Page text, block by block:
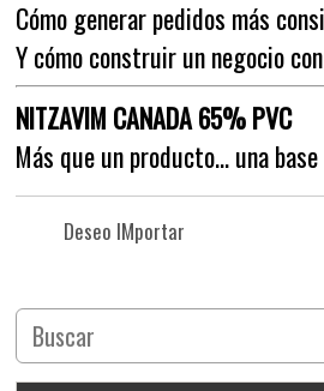
Cómo generar pedidos más
Y cómo construir un negocio
NITZAVIM CANADA 65% PVC
Más que un producto… una
Deseo IMportar